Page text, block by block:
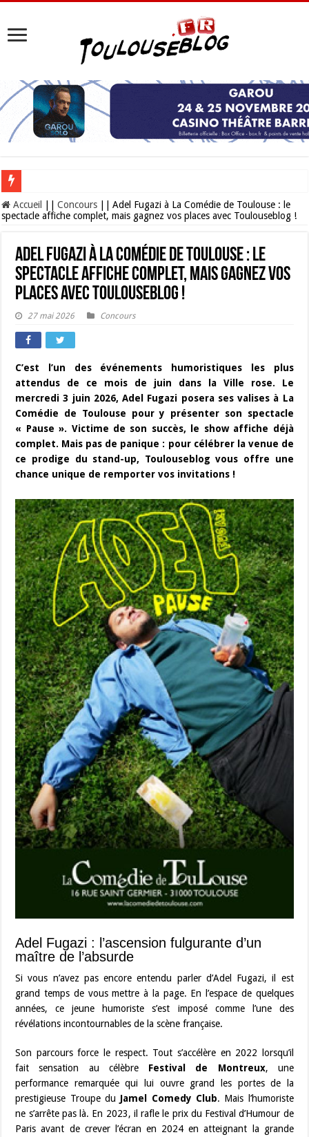
Les Nocturnes de la Cité de l’espace 2026 : l’événement incontournable de
Accueil Concours
Adel Fugazi à La Comédie de Toulouse : le
spectacle affiche complet, mais gagnez vos places avec Toulouseblog !
Adel Fugazi à La Comédie de Toulouse : le
spectacle affiche complet, mais gagnez vos
places avec Toulouseblog !
27 mai 2026 Concours
C’est l’un des événements humoristiques les plus
attendus de ce mois de juin dans la Ville rose. Le
mercredi 3 juin 2026, Adel Fugazi posera ses valises à La
Comédie de Toulouse pour y présenter son spectacle
« Pause ». Victime de son succès, le show affiche déjà
complet. Mais pas de panique : pour célébrer la venue de
ce prodige du stand-up, Toulouseblog vous offre une
chance unique de remporter vos invitations !
Adel Fugazi : l’ascension fulgurante d’un
maître de l’absurde
Si vous n’avez pas encore entendu parler d’Adel Fugazi, il est
grand temps de vous mettre à la page. En l’espace de quelques
années, ce jeune humoriste s’est imposé comme l’une des
révélations incontournables de la scène française.
Son parcours force le respect. Tout s’accélère en 2022 lorsqu’il
fait sensation au célèbre Festival de Montreux, une
performance remarquée qui lui ouvre grand les portes de la
prestigieuse Troupe du Jamel Comedy Club. Mais l’humoriste
ne s’arrête pas là. En 2023, il rafle le prix du Festival d’Humour de
Paris avant de crever l’écran en 2024 en atteignant la grande